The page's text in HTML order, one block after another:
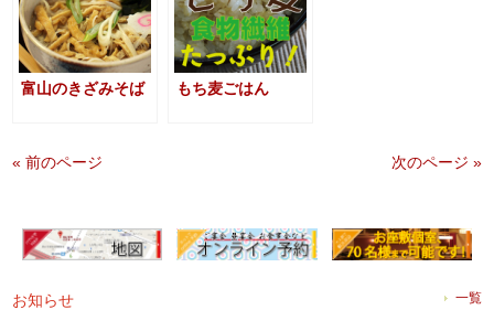
富山のきざみそば もち麦ごはん
« 前のページ 次のページ »
お知らせ 一覧